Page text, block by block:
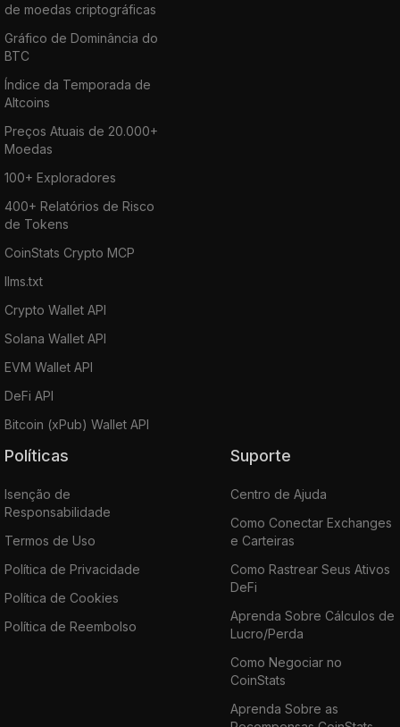
de moedas criptográficas
Gráfico de Dominância do
BTC
Índice da Temporada de
Altcoins
Preços Atuais de 20.000+
Moedas
100+ Exploradores
400+ Relatórios de Risco
de Tokens
CoinStats Crypto MCP
llms.txt
Crypto Wallet API
Solana Wallet API
EVM Wallet API
DeFi API
Bitcoin (xPub) Wallet API
Políticas
Isenção de
Responsabilidade
Termos de Uso
Política de Privacidade
Política de Cookies
Política de Reembolso
Suporte
Centro de Ajuda
Como Conectar Exchanges
e Carteiras
Como Rastrear Seus Ativos
DeFi
Aprenda Sobre Cálculos de
Lucro/Perda
Como Negociar no
CoinStats
Aprenda Sobre as